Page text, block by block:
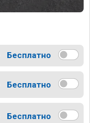
Бесплатно
Бесплатно
Бесплатно